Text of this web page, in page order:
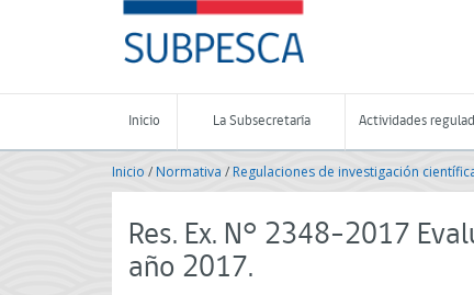
-
Subsecretaría
de
Pesca
Acuicultura
-
de
Chile
Inicio La Subsecretaría Actividades
Inicio /Normativa / Regulaciones de investigación
Res. Ex. N° 2348-2017
año 2017.